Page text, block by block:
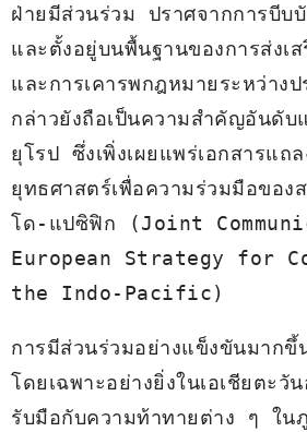
ฝ่ายมีส่วนร่วม ปราศจากการบีบ
และตั้งอยู่บนพื้นฐานของการส่งเ
และการเคารพกฎหมายระหว่าง
กล่าวยังถือเป็นความสำคัญอันดับ
ยุโรป ซึ่งเพิ่งเผยแพร่เอกสารแถ
ยุทธศาสตร์เพื่อความร่วมมือของ
โด-แปซิฟิก (Joint
European Strategy for
the Indo-Pacific)
การมีส่วนร่วมอย่างแข็งขันมากขึ้
โดยเฉพาะอย่างยิ่งในเอเชียตะวั
รับมือกับความท้าทายต่าง ๆ ใน